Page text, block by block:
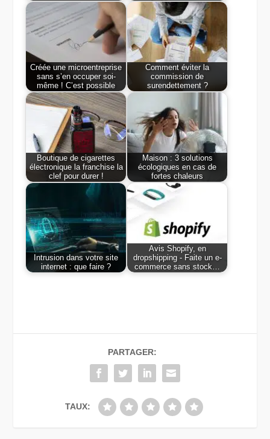
Créée une microentreprise
sans s’en occuper soi-
même ! C’est possible
Comment éviter la
commission de
surendettement ?
Boutique de cigarettes
électronique la franchise la
clef pour durer !
Maison : 3 solutions
écologiques en cas de
fortes chaleurs
Intrusion dans votre site
internet : que faire ?
Avis Shopify, en
dropshipping - Faite un e-
commerce sans stock…
PARTAGER:
TAUX: